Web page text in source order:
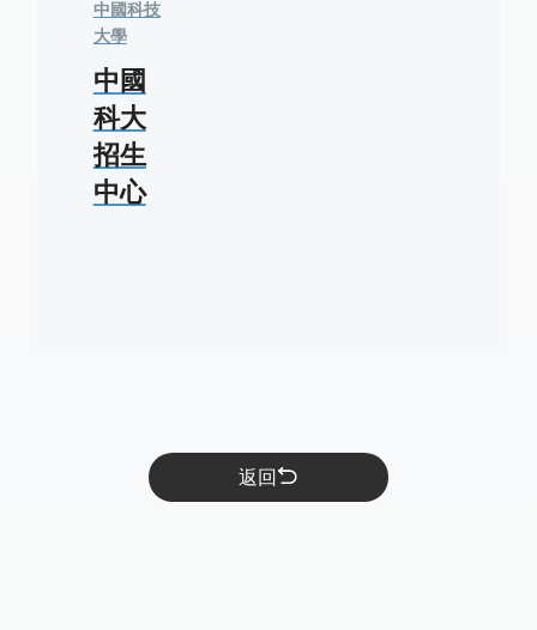
中國科技
大學
中國
科大
招生
中心
返回